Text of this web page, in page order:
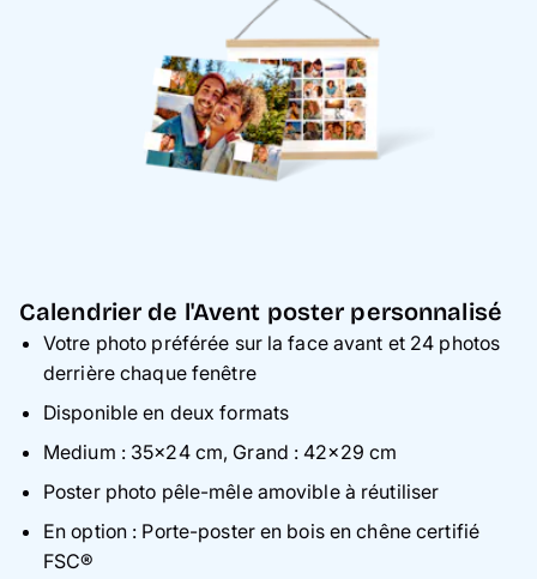
Calendrier de l'Avent poster personnalisé
Votre photo préférée sur la face avant et 24 photos
derrière chaque fenêtre
Disponible en deux formats
Medium : 35×24 cm, Grand : 42×29 cm
Poster photo pêle-mêle amovible à réutiliser
En option : Porte-poster en bois en chêne certifié
FSC®